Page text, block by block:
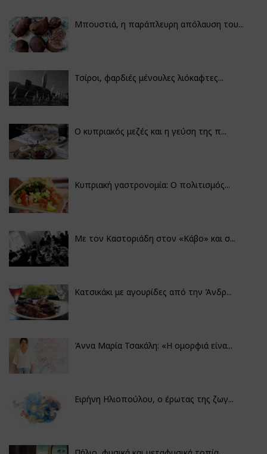
Μπουστιά, η παράπλευρη απόλαυση του...
Τσίροι, φαρδιές μένουλες λιόκαφτες...
Ο κυπριακός μεζές και η γεύση της π...
Κυπριακή γαστρονομία: Ο πολιτισμός...
Με τον Καστοριάδη στον «Κάβο» και σ...
Κατσικάκι με αγουρίδες από την Άνδρ...
Άννα Μαρία Τσακάλη: «Η ομορφιά είνα...
Ειρήνη Ηλιοπούλου, ο έρωτας της ζωγ...